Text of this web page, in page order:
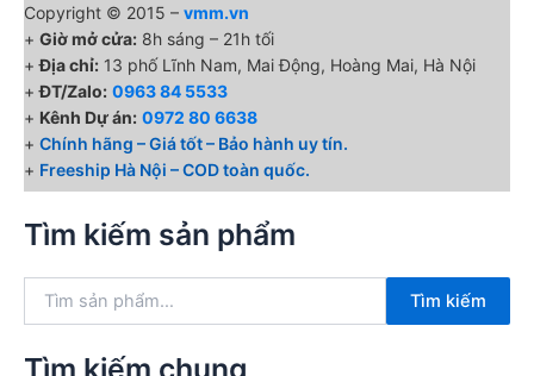
Copyright © 2015 – vmm.vn
+ Giờ mở cửa: 8h sáng – 21h tối
+Địa chỉ: 13 phố Lĩnh Nam, Mai Động, Hoàng Mai, Hà Nội
+ĐT/Zalo: 0963 84 5533
+ Kênh Dự án: 0972 80 6638
+ Chính hãng – Giá tốt – Bảo hành uy tín.
+ Freeship Hà Nội – COD toàn quốc.
Tìm kiếm sản phẩm
k
Tìm kiếm
Tìm kiếm chung